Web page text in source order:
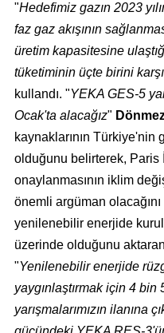
"Hedefimiz gazın 2023
faz gaz akışının
üretim kapasitesine
tüketiminin üçte birini
kullandı. "YEKA GES-5
Ocak'ta alacağız"
kaynaklarının Türkiye'nin
olduğunu belirterek, Paris
onaylanmasının iklim
önemli argüman
yenilenebilir enerjide
üzerinde olduğunu aktaran
"Yenilenebilir enerjide
yaygınlaştırmak için 4
yarışmalarımızın ilanına